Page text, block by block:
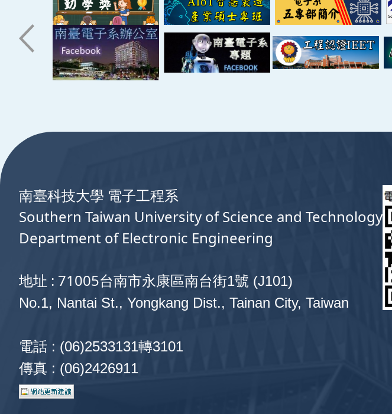
南臺科技大學 電子工程系
Southern Taiwan University of Science and Technology
Department of Electronic Engineering
地址 : 71005台南市永康區南台街1號 (J101)
No.1, Nantai St., Yongkang Dist., Tainan City, Taiwan
電話 : (06)2533131轉3101
傳真 : (06)2426911